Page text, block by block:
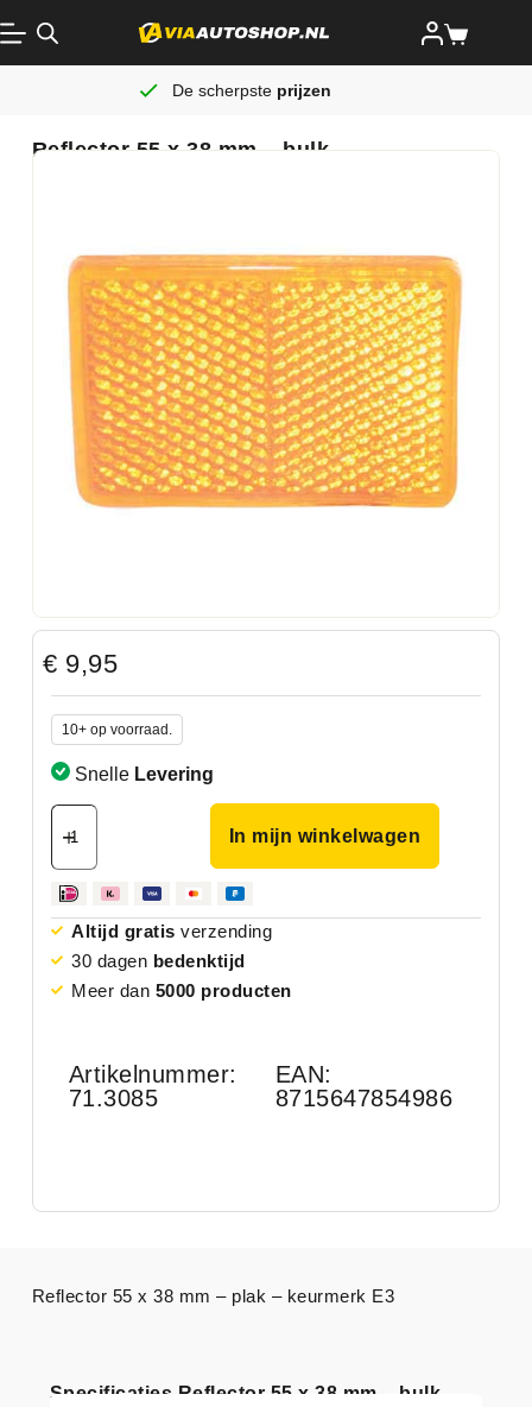
De scherpste prijzen
Reflector 55 x 38 mm – bulk
€ 9,95
10+ op voorraad.
Snelle Levering
In mijn winkelwagen
Altijd gratis verzending
30 dagen bedenktijd
Meer dan 5000 producten
Artikelnummer:
71.3085
EAN:
8715647854986
Specificaties Reflector 55 x 38 mm – bulk
Reflector 55 x 38 mm – plak – keurmerk E3